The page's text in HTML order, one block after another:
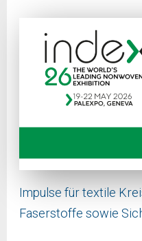
Impulse für textile
Faserstoffe sowie